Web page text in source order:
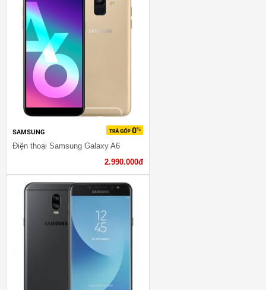
SAMSUNG
Điện thoại Samsung Galaxy A6
2.990.000đ